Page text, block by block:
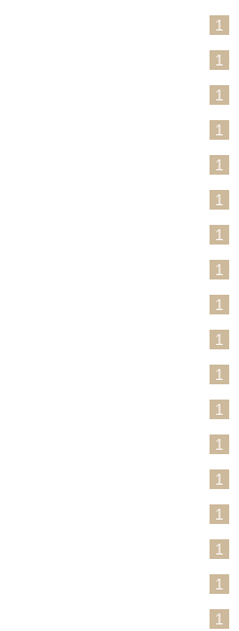
1
1
1
1
1
1
1
1
1
1
1
1
1
1
1
1
1
1